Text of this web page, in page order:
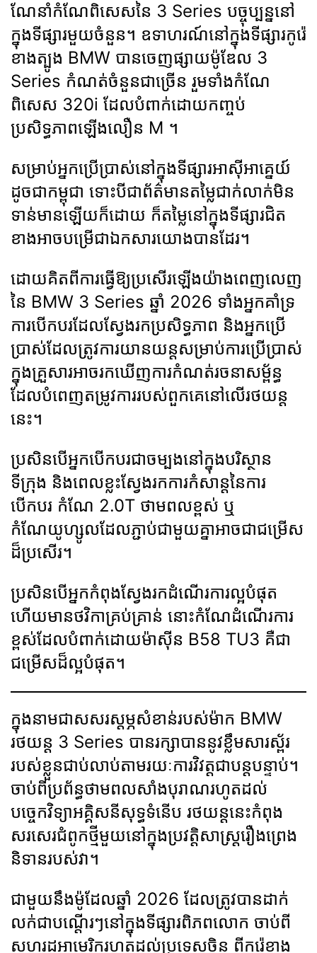
ណែនាំកំណែពិសេសនៃ 3 Series បច្ចុប្បន្ននៅ
ក្នុងទីផ្សារមួយចំនួន។ ឧទាហរណ៍នៅក្នុងទីផ្សារកូរ៉េ
ខាងត្បូង BMW បានចេញផ្សាយម៉ូឌែល 3
Series កំណត់ចំនួនជាច្រើន រួមទាំងកំណែ
ពិសេស 320i ដែលបំពាក់ដោយកញ្ចប់
ប្រសិទ្ធភាពឡើងលឿន M ។
សម្រាប់អ្នកប្រើប្រាស់នៅក្នុងទីផ្សារអាស៊ីអាគ្នេយ៍
ដូចជាកម្ពុជា ទោះបីជាព័ត៌មានតម្លៃជាក់លាក់មិន
ទាន់មានឡើយក៏ដោយ ក៏តម្លៃនៅក្នុងទីផ្សារជិត
ខាងអាចបម្រើជាឯកសារយោងបានដែរ។
ដោយគិតពីការធ្វើឱ្យប្រសើរឡើងយ៉ាងពេញលេញ
នៃ BMW 3 Series ឆ្នាំ 2026 ទាំងអ្នកគាំទ្រ
ការបើកបរដែលស្វែងរកប្រសិទ្ធភាព និងអ្នកប្រើ
ប្រាស់ដែលត្រូវការយានយន្តសម្រាប់ការប្រើប្រាស់
ក្នុងគ្រួសារអាចរកឃើញការកំណត់រចនាសម្ព័ន្ធ
ដែលបំពេញតម្រូវការរបស់ពួកគេនៅលើរថយន្ត
នេះ។
ប្រសិនបើអ្នកបើកបរជាចម្បងនៅក្នុងបរិស្ថាន
ទីក្រុង និងពេលខ្លះស្វែងរកការកំសាន្តនៃការ
បើកបរ កំណែ 2.0T ថាមពលខ្ពស់ ឬ
កំណែយូហ្សូលដែលភ្ជាប់ជាមួយគ្នាអាចជាជម្រើស
ដ៏ប្រសើរ។
ប្រសិនបើអ្នកកំពុងស្វែងរកដំណើរការល្អបំផុត
ហើយមានថវិកាគ្រប់គ្រាន់ នោះកំណែដំណើរការ
ខ្ពស់ដែលបំពាក់ដោយម៉ាស៊ីន B58 TU3 គឺជា
ជម្រើសដ៏ល្អបំផុត។
ក្នុងនាមជាសសរស្តម្ភសំខាន់របស់ម៉ាក BMW
រថយន្ត 3 Series បានរក្សាបាននូវខ្លឹមសារស្ព័រ
របស់ខ្លួនជាប់លាប់តាមរយៈការវិវត្តជាបន្តបន្ទាប់។
ចាប់ពីប្រព័ន្ធថាមពលសាំងបុរាណរហូតដល់
បច្ចេកវិទ្យាអគ្គិសនីសុទ្ធទំនើប រថយន្តនេះកំពុង
សរសេរជំពូកថ្មីមួយនៅក្នុងប្រវត្តិសាស្ត្ររឿងព្រេង
និទានរបស់វា។
ជាមួយនឹងម៉ូដែលឆ្នាំ 2026 ដែលត្រូវបានដាក់
លក់ជាបណ្តើរៗនៅក្នុងទីផ្សារពិភពលោក ចាប់ពី
សហរដ្ឋអាមេរិករហូតដល់ប្រទេសចិន ពីកូរ៉េខាង